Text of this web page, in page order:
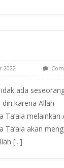
2022
ada
karena Allah
Ta’ala melainkan
Ta’ala akan
[...]